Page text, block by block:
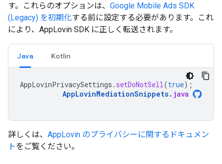
す。これらのオプションは、 Google Mobile Ads SDK
(Legacy) を初期化する前に設定する必要があります。これ
により、AppLovin SDK に正しく転送されます。
Java Kotlin
AppLovinPrivacySettings . setDoNotSell(true);
AppLovinMediationSnippets. java
詳しくは、 AppLovin のプライバシーに関するドキュメン
トをご覧ください。